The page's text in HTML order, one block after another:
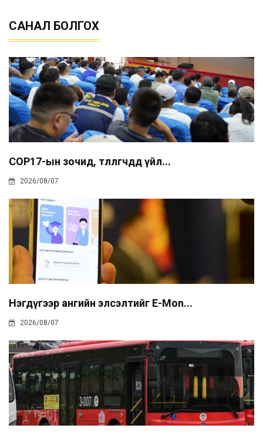
САНАЛ БОЛГОХ
COP17-ын зочид, төлөөлөгчдөд үйл...
2026/08/07
Нэгдүгээр ангийн элсэлтийг E-Mon...
2026/08/07